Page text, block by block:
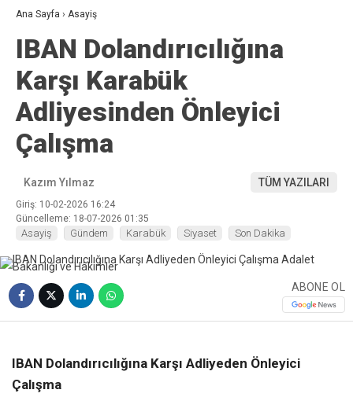
Ana Sayfa › Asayiş
IBAN Dolandırıcılığına
Karşı Karabük
Adliyesinden Önleyici
Çalışma
Kazım Yılmaz TÜM YAZILARI
Giriş: 10-02-2026 16:24
Güncelleme: 18-07-2026 01:35
Asayiş Gündem Karabük Siyaset Son Dakika
ABONE OL
IBAN Dolandırıcılığına Karşı Adliyeden Önleyici
Çalışma